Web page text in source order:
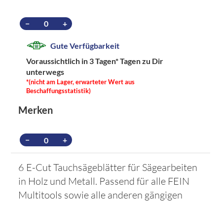
− +
Gute Verfügbarkeit
Voraussichtlich in 3 Tagen*Tagen zu Dir
unterwegs
*(nicht am Lager, erwarteter Wert aus
Beschaffungsstatistik)
Merken
− +
6 E-Cut Tauchsägeblätter für Sägearbeiten
in Holz und Metall. Passend für alle FEIN
Multitools sowie alle anderen gängigen